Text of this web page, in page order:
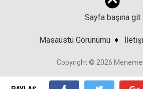
Sayfa başına git
Masaüstü Görünümü ♦
Copyright © 2026